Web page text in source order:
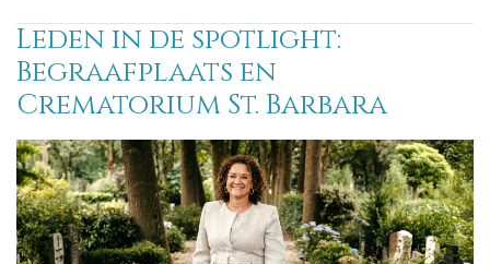
Leden in de spotlight:
Begraafplaats en
Crematorium St. Barbara